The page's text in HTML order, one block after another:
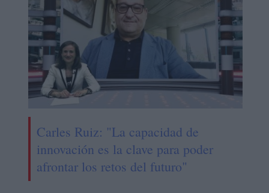
Carles Ruiz: "La capacidad de
innovación es la clave para poder
afrontar los retos del futuro"